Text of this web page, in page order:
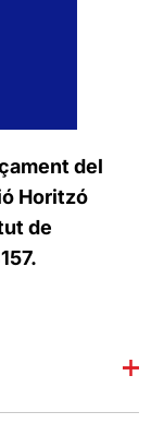
del
Horitzó
de